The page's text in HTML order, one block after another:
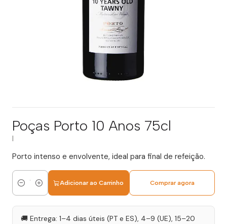
Poças Porto 10 Anos 75cl
Porto intenso e envolvente, ideal para final de refeição.
Quantidade
Adicionar ao Carrinho Comprar agora
🚚 Entrega: 1–4 dias úteis (PT e ES), 4–9 (UE), 15–20